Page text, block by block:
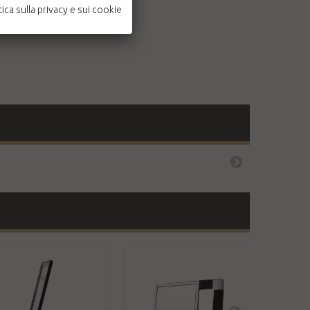
sulla privacy e sui cookie